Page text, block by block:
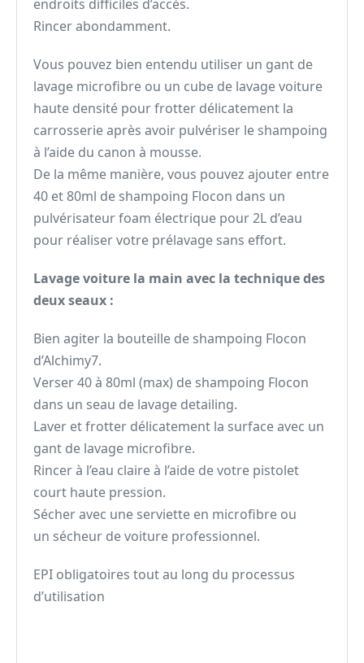
endroits difficiles d’accès.
Rincer abondamment.
Vous pouvez bien entendu utiliser un gant de
lavage microfibre ou un cube de lavage voiture
haute densité pour frotter délicatement la
carrosserie après avoir pulvériser le shampoing
à l’aide du canon à mousse.
De la même manière, vous pouvez ajouter entre
40 et 80ml de shampoing Flocon dans un
pulvérisateur foam électrique pour 2L d’eau
pour réaliser votre prélavage sans effort.
Lavage voiture la main avec la technique des
deux seaux :
Bien agiter la bouteille de shampoing Flocon
d’Alchimy7.
Verser 40 à 80ml (max) de shampoing Flocon
dans un seau de lavage detailing.
Laver et frotter délicatement la surface avec un
gant de lavage microfibre.
Rincer à l’eau claire à l’aide de votre pistolet
court haute pression.
Sécher avec une serviette en microfibre ou
un sécheur de voiture professionnel.
EPI obligatoires tout au long du processus
d’utilisation